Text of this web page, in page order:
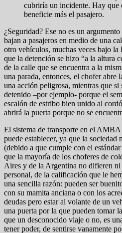
cubriría un incidente. Hay que
beneficie más el pasajero.
¿Seguridad? Ese no es un
bajan a pasajeros en medio de una
otro vehículos, muchas veces bajo la
que la detención se hizo “a la altura
de la calle que se encuentra a la
una parada, entonces, el chofer abre
una acción peligrosa, mientras que
detenido –por ejemplo- porque el
escalón de estribo bien unido al
abrirá la puerta porque no se
El sistema de transporte en el
puede establecer, ya que la sociedad
(debido a que cumple con el
que la mayoría de los choferes de
Aires y de la Argentina no difieren
personal, de la calificación que le
una sencilla razón: pueden ser
con su mamita anciana o con los
deudas pero estar al volante de un
una puerta por la que pueden tomar
que un desconocido viaje o no, es
tener poder, de sentirse vanamente